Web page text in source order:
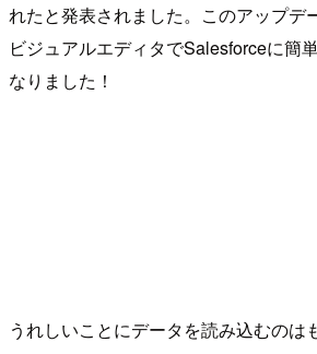
れたと発表されました。このアップデ
ビジュアルエディタでSalesforceに簡
なりました！
うれしいことにデータを読み込むのは